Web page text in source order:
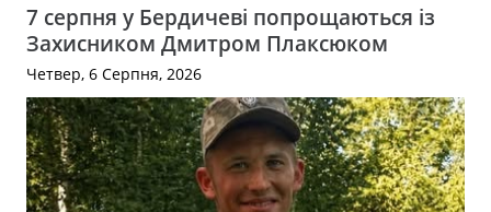
7 серпня у Бердичеві попрощаються із
Захисником Дмитром Плаксюком
Четвер, 6 Серпня, 2026